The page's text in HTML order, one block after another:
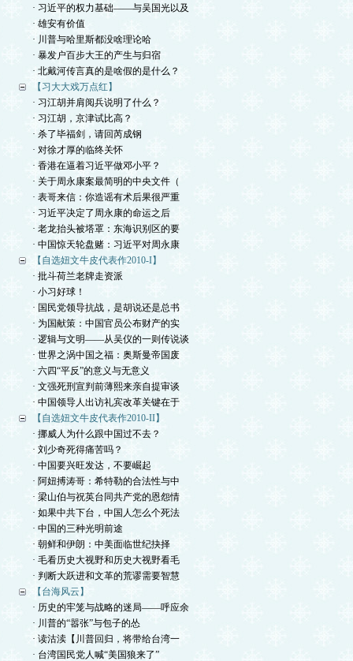
· 习近平的权力基础——与吴国光以及
· 雄安有价值
· 川普与哈里斯都没啥理论哈
· 暴发户百步大王的产生与归宿
· 北戴河传言真的是啥假的是什么？
【习大大戏万点红】
· 习江胡并肩阅兵说明了什么？
· 习江胡，京津试比高？
· 杀了毕福剑，请回芮成钢
· 对徐才厚的临终关怀
· 香港在逼着习近平做邓小平？
· 关于周永康案最简明的中央文件（
· 表哥来信：你造谣有术后果很严重
· 习近平决定了周永康的命运之后
· 老龙抬头被塔罩：东海识别区的要
· 中国惊天轮盘赌：习近平对周永康
【自选妞文牛皮代表作2010-I】
· 批斗荷兰老牌走资派
· 小习好球！
· 国民党领导抗战，是胡说还是总书
· 为国献策：中国官员公布财产的实
· 逻辑与文明——从吴仪的一则传说谈
· 世界之涡中国之福：奥斯曼帝国废
· 六四“平反”的意义与无意义
· 文强死刑宣判前薄熙来亲自提审谈
· 中国领导人出访礼宾改革关键在于
【自选妞文牛皮代表作2010-II】
· 挪威人为什么跟中国过不去？
· 刘少奇死得痛苦吗？
· 中国要兴旺发达，不要崛起
· 阿妞搏涛哥：希特勒的合法性与中
· 梁山伯与祝英台同共产党的恩怨情
· 如果中共下台，中国人怎么个死法
· 中国的三种光明前途
· 朝鲜和伊朗：中美面临世纪抉择
· 毛看历史大视野和历史大视野看毛
· 判断大跃进和文革的荒谬需要智慧
【台海风云】
· 历史的牢笼与战略的迷局——呼应余
· 川普的“嚣张”与包子的怂
· 读沽渎【川普回归，将带给台湾一
· 台湾国民党人喊“美国狼来了”